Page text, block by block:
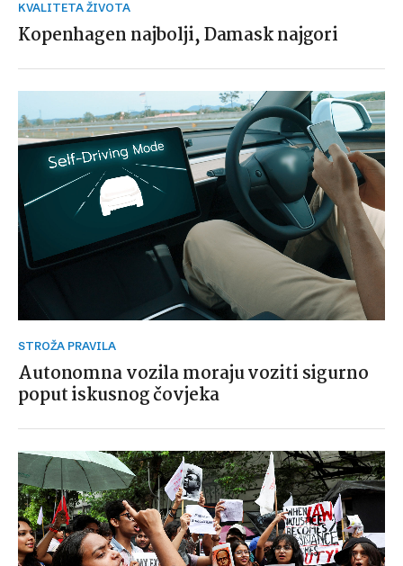
KVALITETA ŽIVOTA
Kopenhagen najbolji, Damask najgori
STROŽA PRAVILA
Autonomna vozila moraju voziti sigurno
poput iskusnog čovjeka